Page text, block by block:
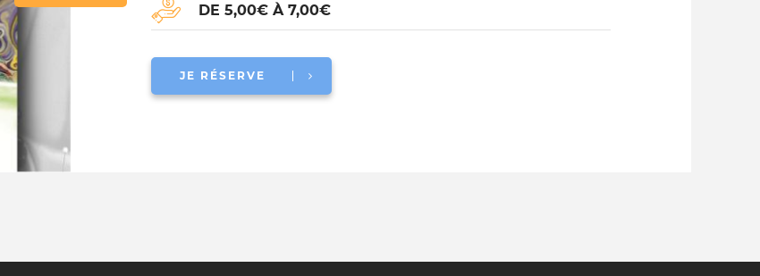
DE 5,00€ À 7,00€
JE RÉSERVE